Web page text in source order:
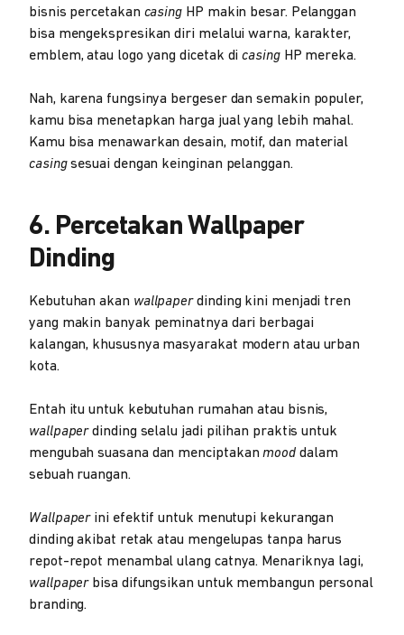
bisnis percetakan casing HP makin besar. Pelanggan
bisa mengekspresikan diri melalui warna, karakter,
emblem, atau logo yang dicetak dicasingHP mereka.
Nah, karena fungsinya bergeser dan semakin populer,
kamu bisa menetapkan harga jual yang lebih mahal.
Kamu bisa menawarkan desain, motif, dan material
casingsesuai dengan keinginan pelanggan.
6. Percetakan Wallpaper
Dinding
Kebutuhan akan wallpaperdinding kini menjadi tren
yang makin banyak peminatnya dari berbagai
kalangan, khususnya masyarakat modern atau urban
kota.
Entah itu untuk kebutuhan rumahan atau bisnis,
wallpaperdinding selalu jadi pilihan praktis untuk
mengubah suasana dan menciptakanmood dalam
sebuah ruangan.
Wallpaperini efektif untuk menutupi kekurangan
dinding akibat retak atau mengelupas tanpa harus
repot-repot menambal ulang catnya. Menariknya lagi,
wallpaperbisa difungsikan untuk membangun personal
branding.